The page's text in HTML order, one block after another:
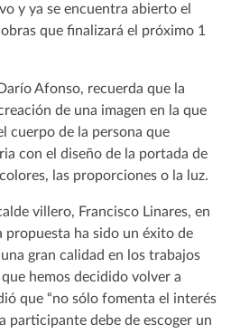
y ya se encuentra abierto el
que finalizará el próximo 1
Afonso, recuerda que la
de una imagen en la que
cuerpo de la persona que
con el diseño de la portada de
las proporciones o la luz.
villero, Francisco Linares, en
propuesta ha sido un éxito de
gran calidad en los trabajos
hemos decidido volver a
que “no sólo fomenta el interés
participante debe de escoger un